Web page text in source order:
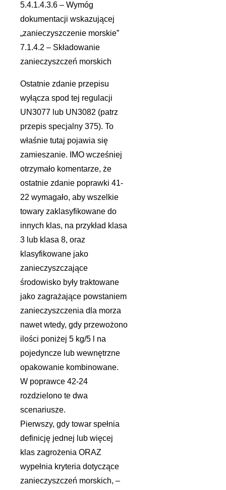
5.4.1.4.3.6 – Wymóg
dokumentacji wskazującej
„zanieczyszczenie morskie”
7.1.4.2 – Składowanie
zanieczyszczeń morskich
Ostatnie zdanie przepisu
wyłącza spod tej regulacji
UN3077 lub UN3082 (patrz
przepis specjalny 375). To
właśnie tutaj pojawia się
zamieszanie. IMO wcześniej
otrzymało komentarze, że
ostatnie zdanie poprawki 41-
22 wymagało, aby wszelkie
towary zaklasyfikowane do
innych klas, na przykład klasa
3 lub klasa 8, oraz
klasyfikowane jako
zanieczyszczające
środowisko były traktowane
jako zagrażające powstaniem
zanieczyszczenia dla morza
nawet wtedy, gdy przewożono
ilości poniżej 5 kg/5 l na
pojedyncze lub wewnętrzne
opakowanie kombinowane.
W poprawce 42-24
rozdzielono te dwa
scenariusze.
Pierwszy, gdy towar spełnia
definicję jednej lub więcej
klas zagrożenia ORAZ
wypełnia kryteria dotyczące
zanieczyszczeń morskich, –